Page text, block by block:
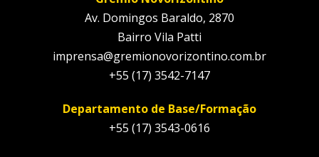
Av. Domingos Baraldo, 2870
Bairro Vila Patti
imprensa@gremionovorizontino.com.br
+55 (17) 3542-7147
Departamento de Base/Formação
+55 (17) 3543-0616